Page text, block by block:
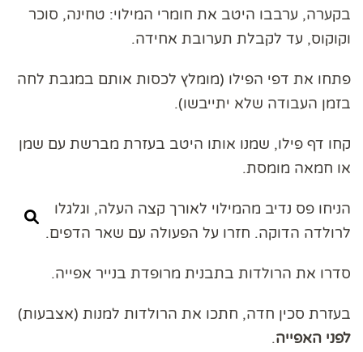
בקערה, ערבבו היטב את חומרי המילוי: טחינה, סוכר
וקוקוס, עד לקבלת תערובת אחידה.
פתחו את דפי הפילו (מומלץ לכסות אותם במגבת לחה
בזמן העבודה שלא יתייבשו).
קחו דף פילו, שמנו אותו היטב בעזרת מברשת עם שמן
או חמאה מומסת.
הניחו פס נדיב מהמילוי לאורך קצה העלה, וגלגלו
לרולדה הדוקה. חזרו על הפעולה עם שאר הדפים.
סדרו את הרולדות בתבנית מרופדת בנייר אפייה.
בעזרת סכין חדה, חתכו את הרולדות למנות (אצבעות)
לפני האפייה.